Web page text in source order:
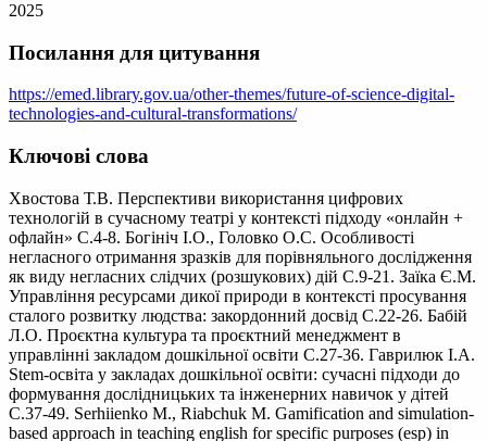
2025
Посилання для цитування
https://emed.library.gov.ua/other-themes/future-of-science-digital-
technologies-and-cultural-transformations/
Ключові слова
Хвостова Т.В. Перспективи використання цифрових
технологій в сучасному театрі у контексті підходу «онлайн +
офлайн» С.4-8. Богініч І.О., Головко О.С. Особливості
негласного отримання зразків для порівняльного дослідження
як виду негласних слідчих (розшукових) дій С.9-21. Заїка Є.М.
Управління ресурсами дикої природи в контексті просування
сталого розвитку людства: закордонний досвід С.22-26. Бабій
Л.О. Проєктна культура та проєктний менеджмент в
управлінні закладом дошкільної освіти С.27-36. Гаврилюк І.А.
Stem-oсвітa у закладах дошкільної освіти: сучасні підходи до
формування дослідницьких та інженерних навичок у дітей
С.37-49. Serhiienko M., Riabchuk M. Gamification and simulation-
based approach in teaching english for specific purposes (esp) in